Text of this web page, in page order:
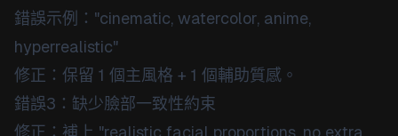
錯誤示例："cinematic, watercolor, anime,
hyperrealistic"
修正：保留 1 個主風格 + 1 個輔助質感。
錯誤3：缺少臉部一致性約束
修正：補上 "realistic facial proportions, no extra